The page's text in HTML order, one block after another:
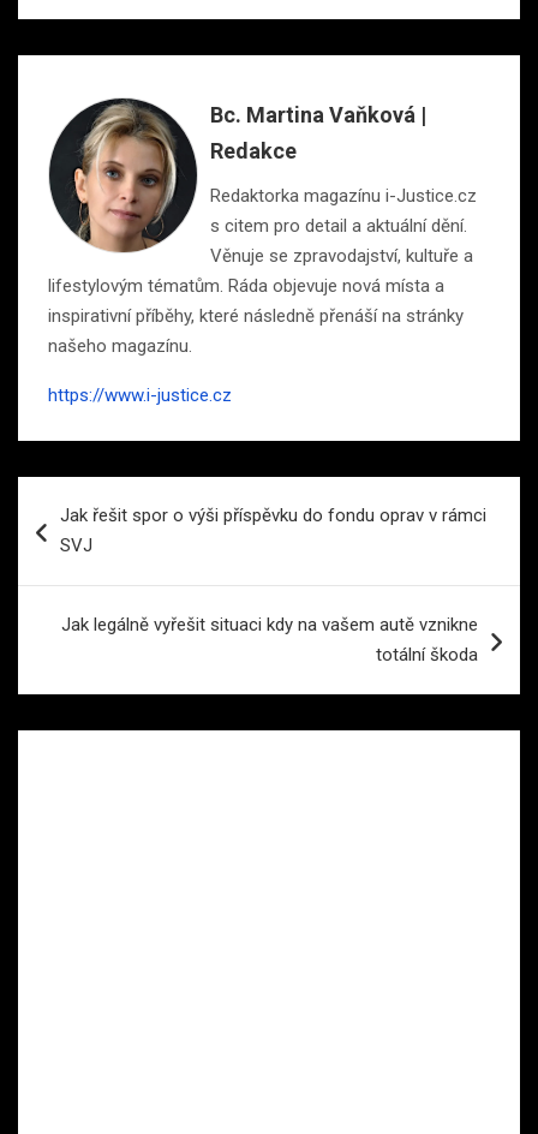
Bc. Martina Vaňková |
Redakce
Redaktorka magazínu i-Justice.cz
s citem pro detail a aktuální dění.
Věnuje se zpravodajství, kultuře a
lifestylovým tématům. Ráda objevuje nová místa a
inspirativní příběhy, které následně přenáší na stránky
našeho magazínu.
https://www.i-justice.cz
proJak řešit spor o výši příspěvku do fondu oprav v rámci
SVJ
Jak legálně vyřešit situaci kdy na vašem autě vznikne
totální škoda